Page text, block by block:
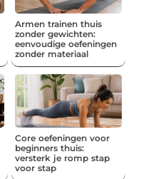
Armen trainen thuis
zonder gewichten:
eenvoudige oefeningen
zonder materiaal
Core oefeningen voor
beginners thuis:
versterk je romp stap
voor stap